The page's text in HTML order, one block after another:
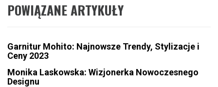
POWIĄZANE ARTYKUŁY
Garnitur Mohito: Najnowsze Trendy, Stylizacje i
Ceny 2023
Monika Laskowska: Wizjonerka Nowoczesnego
Designu